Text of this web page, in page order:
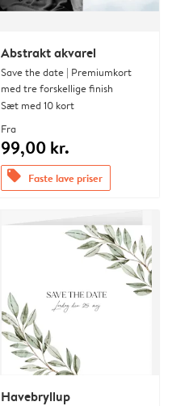
Abstrakt akvarel
Save the date | Premiumkort
med tre forskellige finish
Sæt med 10 kort
Fra
99,00 kr.
offers Faste lave priser
Havebryllup